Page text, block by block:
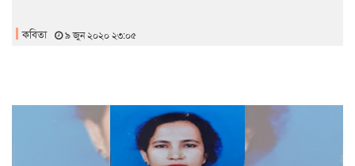
কবিতা ৯ জুন ২০২০ ২৩:০৫